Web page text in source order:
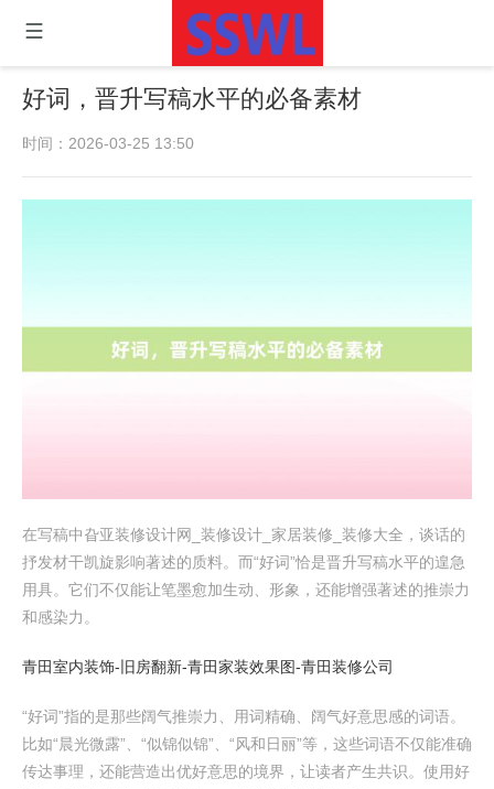
好词，晋升写稿水平的必备素材
时间：2026-03-25 13:50
在写稿中旮亚装修设计网_装修设计_家居装修_装修大全，谈话的
抒发材干凯旋影响著述的质料。而“好词”恰是晋升写稿水平的遑急
用具。它们不仅能让笔墨愈加生动、形象，还能增强著述的推崇力
和感染力。
青田室内装饰-旧房翻新-青田家装效果图-青田装修公司
“好词”指的是那些阔气推崇力、用词精确、阔气好意思感的词语。
比如“晨光微露”、“似锦似锦”、“风和日丽”等，这些词语不仅能准确
传达事理，还能营造出优好意思的境界，让读者产生共识。使用好